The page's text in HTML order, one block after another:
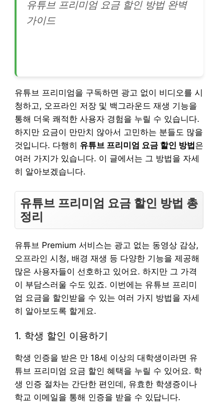
유튜브 프리미엄 요금 할인 방법 완벽
가이드
유튜브 프리미엄을 구독하면 광고 없이 비디오를 시
청하고, 오프라인 저장 및 백그라운드 재생 기능을
통해 더욱 쾌적한 사용자 경험을 누릴 수 있습니다.
하지만 요금이 만만치 않아서 고민하는 분들도 많을
것입니다. 다행히 유튜브 프리미엄 요금 할인 방법 은
여러 가지가 있습니다. 이 글에서는 그 방법을 자세
히 알아보겠습니다.
유튜브 프리미엄 요금 할인 방법 총
정리
유튜브 Premium 서비스는 광고 없는 동영상 감상,
오프라인 시청, 배경 재생 등 다양한 기능을 제공해
많은 사용자들이 선호하고 있어요. 하지만 그 가격
이 부담스러울 수도 있죠. 이번에는 유튜브 프리미
엄 요금을 할인받을 수 있는 여러 가지 방법을 자세
히 알아보도록 할게요.
1. 학생 할인 이용하기
학생 인증을 받은 만 18세 이상의 대학생이라면 유
튜브 프리미엄 요금 할인 혜택을 누릴 수 있어요. 학
생 인증 절차는 간단한 편인데, 유효한 학생증이나
학교 이메일을 통해 인증을 받을 수 있답니다.